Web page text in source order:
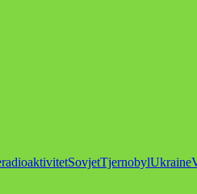
radioaktivitetSovjetTjernobylUkraine